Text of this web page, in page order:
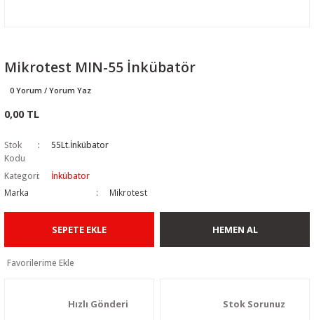
Mikrotest MIN-55 İnkübatör
0 Yorum / Yorum Yaz
0,00 TL
Stok
Kodu
55Lt.İnkübator
Kategori
İnkübator
Marka
Mikrotest
SEPETE EKLE HEMEN AL
Hızlı Gönderi Stok Sorunuz